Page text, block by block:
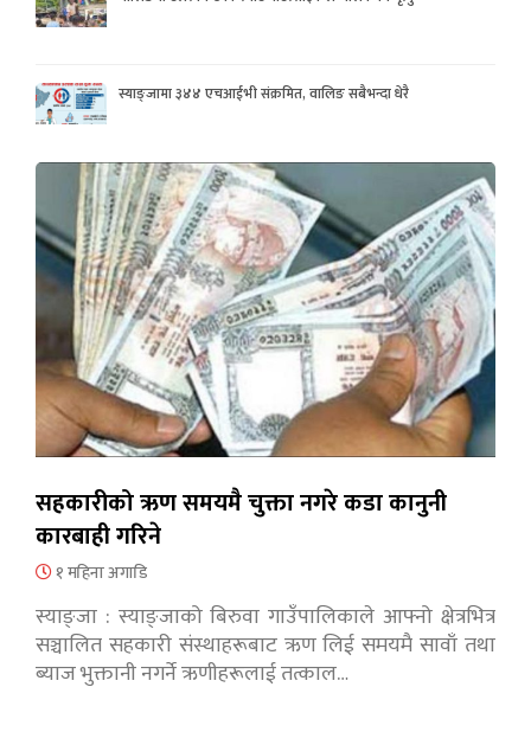
स्याङ्जामा ३४४ एचआईभी संक्रमित, वालिङ सबैभन्दा धेरै
सहकारीको ऋण समयमै चुक्ता नगरे कडा कानुनी
कारबाही गरिने
१ महिना अगाडि
स्याङ्जा : स्याङ्जाको बिरुवा गाउँपालिकाले आफ्नो क्षेत्रभित्र
सञ्चालित सहकारी संस्थाहरूबाट ऋण लिई समयमै सावाँ तथा
ब्याज भुक्तानी नगर्ने ऋणीहरूलाई तत्काल…